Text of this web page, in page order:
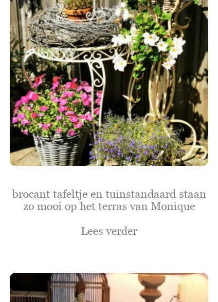
brocant tafeltje en tuinstandaard staan
zo mooi op het terras van Monique
Lees verder